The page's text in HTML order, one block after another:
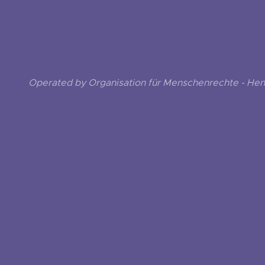
Operated by Organisation für Menschenrechte -